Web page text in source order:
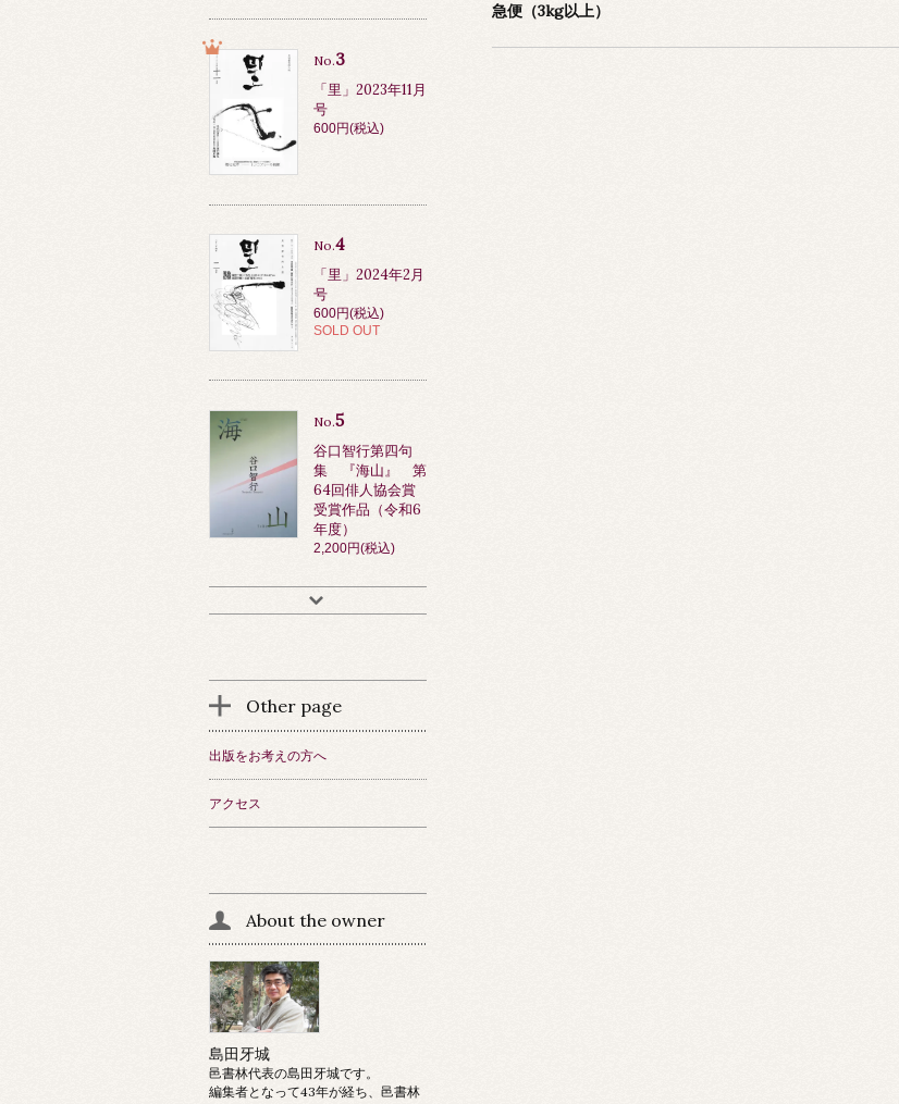
急便（3kg以上）
No.3
「里」2023年11月
号
600円(税込)
No.4
「里」2024年2月
号
600円(税込)
SOLD OUT
No.5
谷口智行第四句
集 『海山』 第
64回俳人協会賞
受賞作品（令和6
年度）
2,200円(税込)
Other page
出版をお考えの方へ
アクセス
About the owner
島田牙城
邑書林代表の島田牙城です。
編集者となって43年が経ち、邑書林